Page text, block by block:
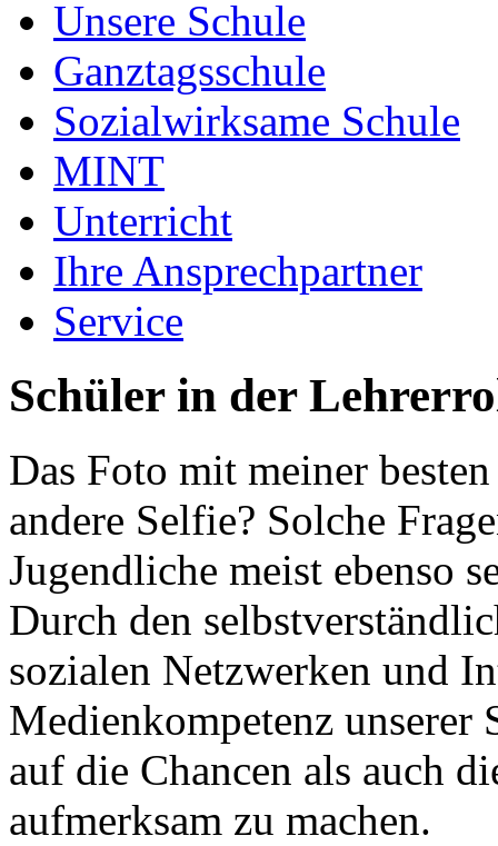
Unsere Schule
Ganztagsschule
Sozialwirksame Schule
MINT
Unterricht
Ihre Ansprechpartner
Service
Schüler in der
Das Foto mit meiner
andere Selfie? Solche
Jugendliche meist ebenso
Durch den
sozialen Netzwerken und
Medienkompetenz unserer
auf die Chancen als auch
aufmerksam zu machen.